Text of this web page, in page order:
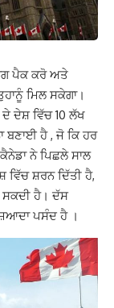
ਬੈਗ ਪੈਕ ਕਰੋ ਅਤੇ
ਮਿਲ ਸਕੇਗਾ।
ਦੇਸ਼ ਵਿੱਚ 10 ਲੱਖ
ਬਣਾਈ ਹੈ , ਜੋ ਕਿ ਹਰ
ਨੇ ਪਿਛਲੇ ਸਾਲ
ਸ਼ਰਨ ਦਿੱਤੀ ਹੈ,
ਹੈ। ਦੱਸ
ਪਸੰਦ ਹੈ ।